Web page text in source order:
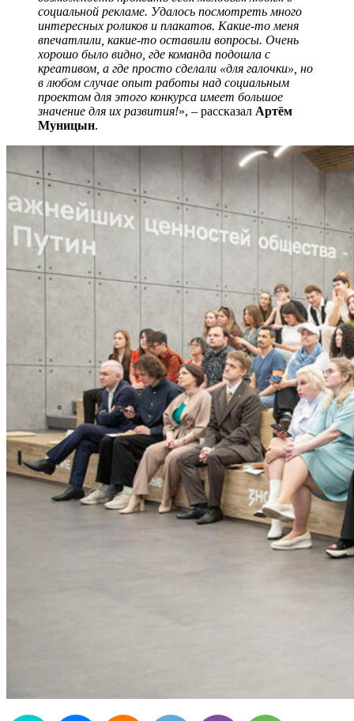
социальной рекламе. Удалось посмотреть много
интересных роликов и плакатов. Какие-то меня
впечатлили, какие-то оставили вопросы. Очень
хорошо было видно, где команда подошла с
креативом, а где просто сделали «для галочки», но
в любом случае опыт работы над социальным
проектом для этого конкурса имеет большое
значение для их развития!», – рассказал Артём
Муницын.